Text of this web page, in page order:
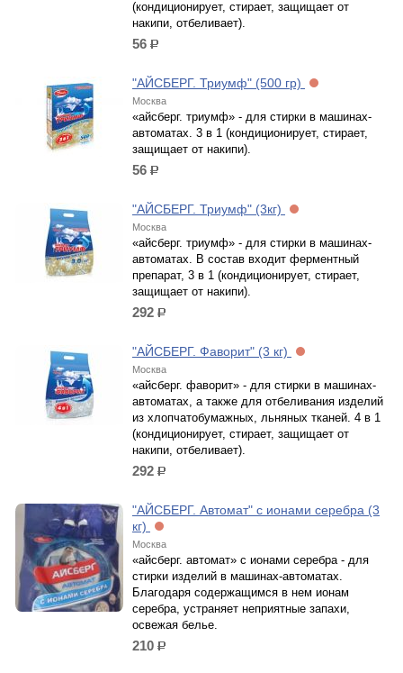
(кондиционирует, стирает, защищает от
накипи, отбеливает).
56 р.
"АЙСБЕРГ. Триумф" (500 гр)
Москва
«айсберг. триумф» - для стирки в машинах-
автоматах. 3 в 1 (кондиционирует, стирает,
защищает от накипи).
56 р.
"АЙСБЕРГ. Триумф" (3кг)
Москва
«айсберг. триумф» - для стирки в машинах-
автоматах. В состав входит ферментный
препарат, 3 в 1 (кондиционирует, стирает,
защищает от накипи).
292 р.
"АЙСБЕРГ. Фаворит" (3 кг)
Москва
«айсберг. фаворит» - для стирки в машинах-
автоматах, а также для отбеливания изделий
из хлопчатобумажных, льняных тканей. 4 в 1
(кондиционирует, стирает, защищает от
накипи, отбеливает).
292 р.
"АЙСБЕРГ. Автомат" с ионами серебра (3
кг)
Москва
«айсберг. автомат» с ионами серебра - для
стирки изделий в машинах-автоматах.
Благодаря содержащимся в нем ионам
серебра, устраняет неприятные запахи,
освежая белье.
210 р.